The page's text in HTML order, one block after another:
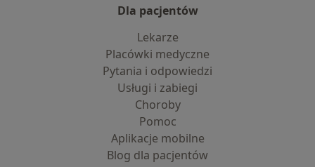
Dla pacjentów
Lekarze
Placówki medyczne
Pytania i odpowiedzi
Usługi i zabiegi
Choroby
Pomoc
Aplikacje mobilne
Blog dla pacjentów